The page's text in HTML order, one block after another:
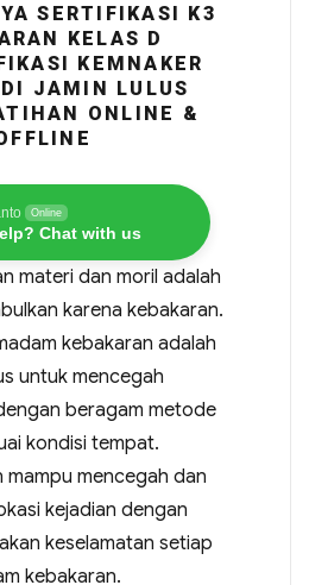
SERTIFIKASI K3
KELAS D
KEMNAKER
JAMIN LULUS
ONLINE &
Online
Chat with us
materi dan moril adalah
karena kebakaran.
kebakaran adalah
untuk mencegah
beragam metode
kondisi tempat.
mampu mencegah dan
kejadian dengan
keselamatan setiap
kebakaran.